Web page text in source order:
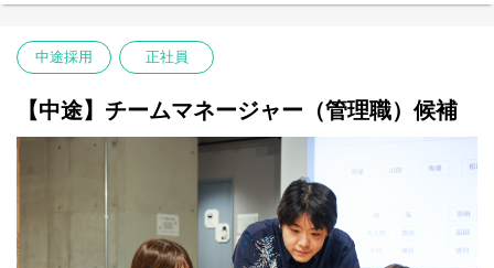
中途採用 正社員
【中途】チームマネージャー（管理職）候補